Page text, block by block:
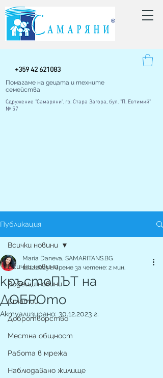
Помагаме на децата и техните
семейства
Сдружение "Самаряни", гр. Стара Загора, бул. "П. Евтимий"
№ 57
+359 42 621083
Публикация
Всички новини
Водещи новини
Статии
Добротворство
Местна общност
Работа в мрежа
Наблюдавано жилище
Всички новини
кръстоПЪТ на
ДОБРОто
Maria Daneva, SAMARITANS.BG
12.12.2023 г.време за четене: 2 мин.
Актуализирано: 30.12.2023 г.